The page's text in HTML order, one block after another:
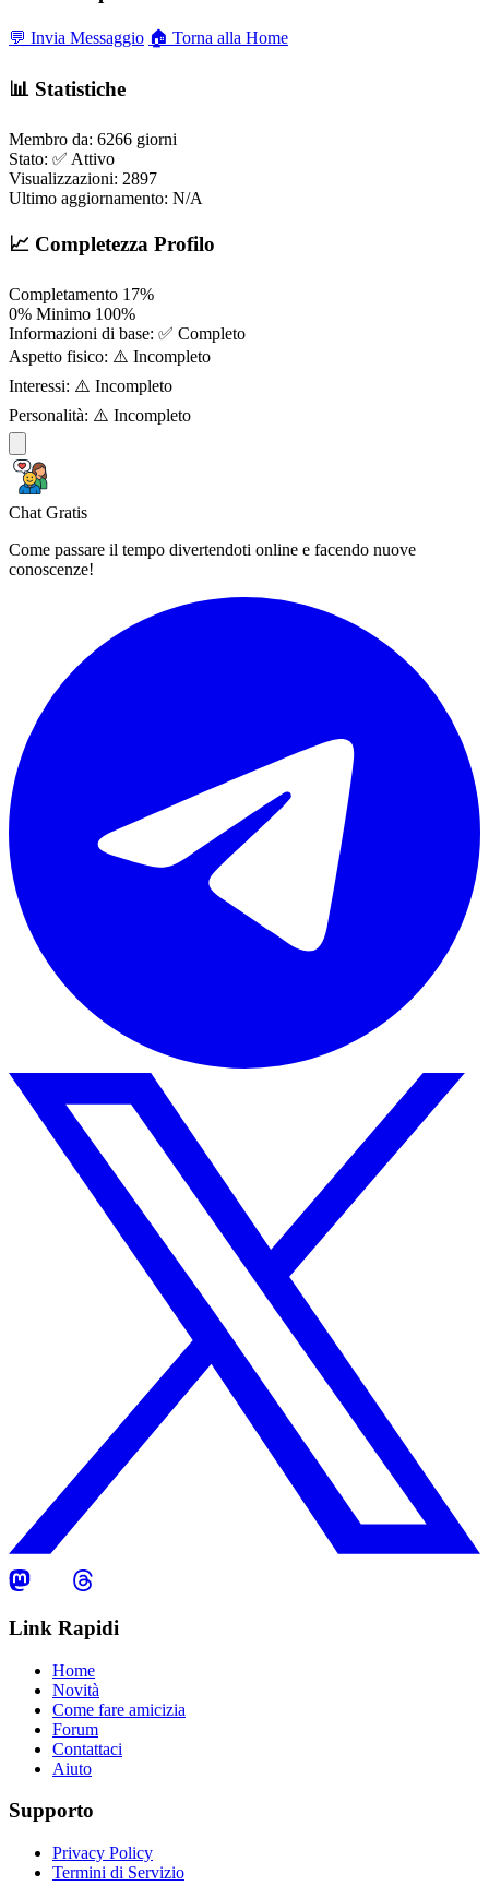
💬 Invia Messaggio 🏠 Torna alla Home
📊 Statistiche
Membro da: 6266 giorni
Stato: ✅ Attivo
Visualizzazioni: 2897
Ultimo aggiornamento: N/A
📈 Completezza Profilo
Completamento 17%
0% Minimo 100%
Informazioni di base: ✅ Completo
Aspetto fisico: ⚠️ Incompleto
Interessi: ⚠️ Incompleto
Personalità: ⚠️ Incompleto
Chat Gratis
Come passare il tempo divertendoti online e facendo nuove
conoscenze!
Link Rapidi
Home
Novità
Come fare amicizia
Forum
Contattaci
Aiuto
Supporto
Privacy Policy
Termini di Servizio